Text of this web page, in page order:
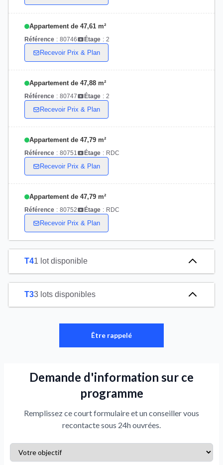
Appartement de 47,61 m²
Référence : 80746 Étage : 2
Recevoir Prix & Plan
Appartement de 47,88 m²
Référence : 80747 Étage : 2
Recevoir Prix & Plan
Appartement de 47,79 m²
Référence : 80751 Étage : RDC
Recevoir Prix & Plan
Appartement de 47,79 m²
Référence : 80752 Étage : RDC
Recevoir Prix & Plan
T41 lot disponible
T33 lots disponibles
Être rappelé
Demande d'information sur ce
programme
Remplissez ce court formulaire et un conseiller vous
recontacte sous 24h ouvrées.